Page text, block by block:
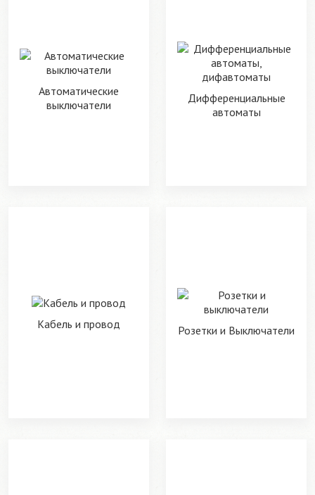
Автоматические
выключатели
Дифференциальные
автоматы
Кабель и провод Розетки и Выключатели